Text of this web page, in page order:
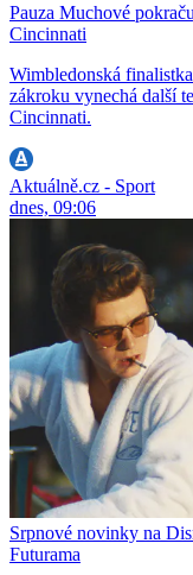
Pauza Muchové
Cincinnati
Wimbledonská
zákroku vynechá další
Cincinnati.
Aktuálně.cz - Sport
dnes, 09:06
Srpnové novinky na
Futurama